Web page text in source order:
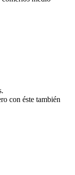
con éste también